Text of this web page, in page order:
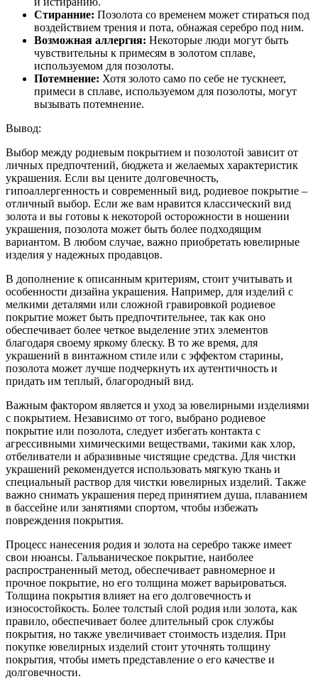
Стиранние: Позолота со временем может стираться под
воздействием трения и пота, обнажая серебро под ним.
Возможная аллергия: Некоторые люди могут быть
чувствительны к примесям в золотом сплаве,
используемом для позолоты.
Потемнение: Хотя золото само по себе не тускнеет,
примеси в сплаве, используемом для позолоты, могут
вызывать потемнение.
Вывод:
Выбор между родиевым покрытием и позолотой зависит от
личных предпочтений, бюджета и желаемых характеристик
украшения. Если вы цените долговечность,
гипоаллергенность и современный вид, родиевое покрытие –
отличный выбор. Если же вам нравится классический вид
золота и вы готовы к некоторой осторожности в ношении
украшения, позолота может быть более подходящим
вариантом. В любом случае, важно приобретать ювелирные
изделия у надежных продавцов.
В дополнение к описанным критериям, стоит учитывать и
особенности дизайна украшения. Например, для изделий с
мелкими деталями или сложной гравировкой родиевое
покрытие может быть предпочтительнее, так как оно
обеспечивает более четкое выделение этих элементов
благодаря своему яркому блеску. В то же время, для
украшений в винтажном стиле или с эффектом старины,
позолота может лучше подчеркнуть их аутентичность и
придать им теплый, благородный вид.
Важным фактором является и уход за ювелирными изделиями
с покрытием. Независимо от того, выбрано родиевое
покрытие или позолота, следует избегать контакта с
агрессивными химическими веществами, такими как хлор,
отбеливатели и абразивные чистящие средства. Для чистки
украшений рекомендуется использовать мягкую ткань и
специальный раствор для чистки ювелирных изделий. Также
важно снимать украшения перед принятием душа, плаванием
в бассейне или занятиями спортом, чтобы избежать
повреждения покрытия.
Процесс нанесения родия и золота на серебро также имеет
свои нюансы. Гальваническое покрытие, наиболее
распространенный метод, обеспечивает равномерное и
прочное покрытие, но его толщина может варьироваться.
Толщина покрытия влияет на его долговечность и
износостойкость. Более толстый слой родия или золота, как
правило, обеспечивает более длительный срок службы
покрытия, но также увеличивает стоимость изделия. При
покупке ювелирных изделий стоит уточнять толщину
покрытия, чтобы иметь представление о его качестве и
долговечности.